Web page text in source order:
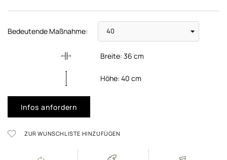
Bedeutende Maßnahme:
Breite:36 cm
Höhe:40 cm
Infos anfordern
ZUR WUNSCHLISTE HINZUFÜGEN